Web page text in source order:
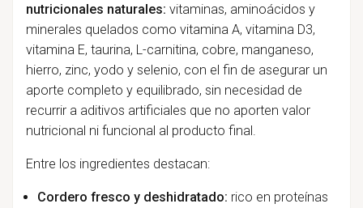
nutricionales naturales: vitaminas, aminoácidos y
minerales quelados como vitamina A, vitamina D3,
vitamina E, taurina, L-carnitina, cobre, manganeso,
hierro, zinc, yodo y selenio, con el fin de asegurar un
aporte completo y equilibrado, sin necesidad de
recurrir a aditivos artificiales que no aporten valor
nutricional ni funcional al producto final.
Entre los ingredientes destacan:
Cordero fresco y deshidratado: rico en proteínas